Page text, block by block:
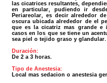
las cicatrices resultantes,
en particular, pudiendo ir
Periareolar, es decir alrededor
oscura ubicada alrededor de el
que es la cicatriz mas grande e
casos en los que se tiene un
sea piel o tejido graso y glandular.
Duración:
De 2 a 3 horas.
Tipo de Anestesia:
Local mas sedacion o anestesia